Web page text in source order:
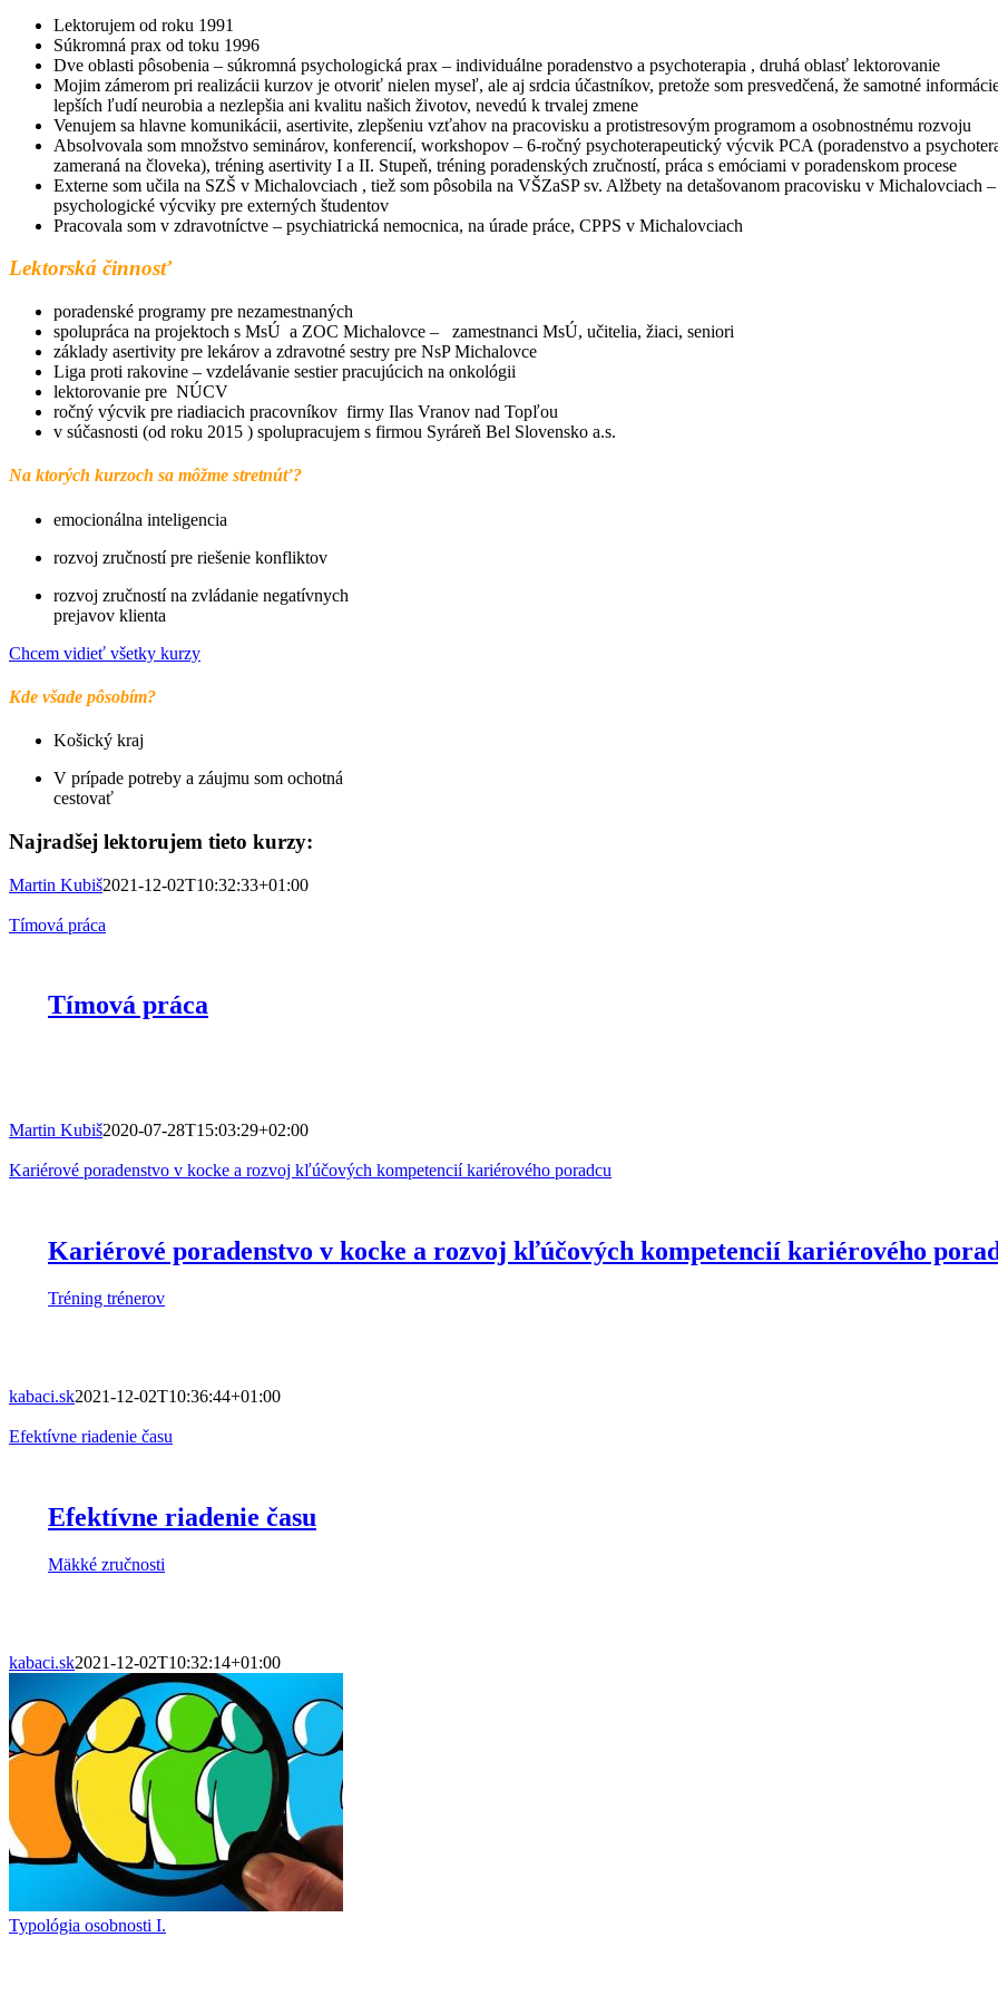
Lektorujem od roku 1991
Súkromná prax od toku 1996
Dve oblasti pôsobenia – súkromná psychologická prax – individuálne poradenstvo a psychoterapia , druhá oblasť lektorovanie
Mojim zámerom pri realizácii kurzov je otvoriť nielen myseľ, ale aj srdcia účastníkov, pretože som presvedčená, že samotné
lepších ľudí neurobia a nezlepšia ani kvalitu našich životov, nevedú k trvalej zmene
Venujem sa hlavne komunikácii, asertivite, zlepšeniu vzťahov na pracovisku a protistresovým programom a osobnostnému rozvoju
Absolvovala som množstvo seminárov, konferencií, workshopov – 6-ročný psychoterapeutický výcvik PCA (poradenstvo a
zameraná na človeka), tréning asertivity I a II. Stupeň, tréning poradenských zručností, práca s emóciami v poradenskom procese
Externe som učila na SZŠ v Michalovciach , tiež som pôsobila na VŠZaSP sv. Alžbety na detašovanom pracovisku v Michalovciach
psychologické výcviky pre externých študentov
Pracovala som v zdravotníctve – psychiatrická nemocnica, na úrade práce, CPPS v Michalovciach
Lektorská činnosť
poradenské programy pre nezamestnaných
spolupráca na projektoch s MsÚ a ZOC Michalovce – zamestnanci MsÚ, učitelia, žiaci, seniori
základy asertivity pre lekárov a zdravotné sestry pre NsP Michalovce
Liga proti rakovine – vzdelávanie sestier pracujúcich na onkológii
lektorovanie pre NÚCV
ročný výcvik pre riadiacich pracovníkov firmy Ilas Vranov nad Topľou
v súčasnosti (od roku 2015 ) spolupracujem s firmou Syráreň Bel Slovensko a.s.
Na ktorých kurzoch sa môžme stretnúť?
emocionálna inteligencia
rozvoj zručností pre riešenie konfliktov
rozvoj zručností na zvládanie negatívnych
prejavov klienta
Chcem vidieť všetky kurzy
Kde všade pôsobím?
Košický kraj
V prípade potreby a záujmu som ochotná
cestovať
Najradšej lektorujem tieto kurzy:
Martin Kubiš2021-12-02T10:32:33+01:00
Tímová práca
Tímová práca
Martin Kubiš2020-07-28T15:03:29+02:00
Kariérové poradenstvo v kocke a rozvoj kľúčových kompetencií kariérového poradcu
Kariérové poradenstvo v kocke a rozvoj kľúčových kompetencií kariérového
Tréning trénerov
kabaci.sk2021-12-02T10:36:44+01:00
Efektívne riadenie času
Efektívne riadenie času
Mäkké zručnosti
kabaci.sk2021-12-02T10:32:14+01:00
Typológia osobnosti I.